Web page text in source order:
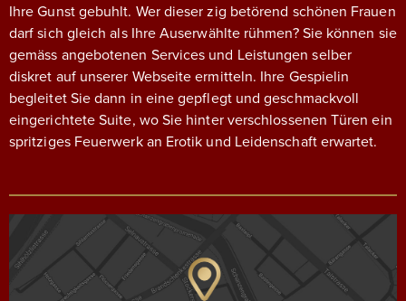
Ihre Gunst gebuhlt. Wer dieser zig betörend schönen Frauen
darf sich gleich als Ihre Auserwählte rühmen? Sie können sie
gemäss angebotenen Services und Leistungen selber
diskret auf unserer Webseite ermitteln. Ihre Gespielin
begleitet Sie dann in eine gepflegt und geschmackvoll
eingerichtete Suite, wo Sie hinter verschlossenen Türen ein
spritziges Feuerwerk an Erotik und Leidenschaft erwartet.